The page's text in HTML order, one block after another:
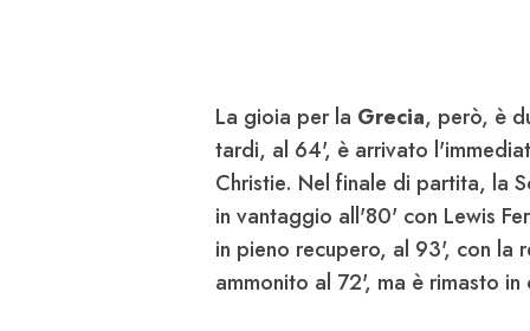
La gioia per la Grecia, però, è
tardi, al 64', è arrivato
Christie. Nel finale di partita, la
in vantaggio all'80' con Lewis
in pieno recupero, al 93', con la
ammonito al 72', ma è rimasto